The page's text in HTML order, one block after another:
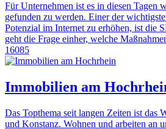
Für Unternehmen ist es in diesen Tagen
gefunden zu werden. Einer der
Potenzial im Internet zu erhöhen, ist die
geht die Frage einher, welche
16085
Immobilien am
Das Topthema seit langen Zeiten ist das
und Konstanz. Wohnen und arbeiten an